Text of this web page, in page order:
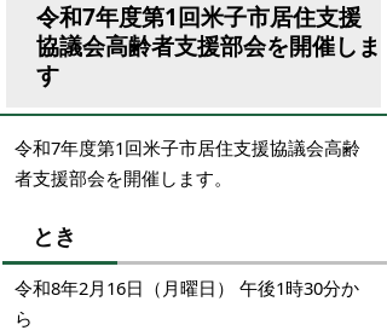
令和7年度第1回米子市居住支援
協議会高齢者支援部会を開催しま
す
令和7年度第1回米子市居住支援協議会高齢
者支援部会を開催します。
とき
令和8年2月16日（月曜日） 午後1時30分か
ら